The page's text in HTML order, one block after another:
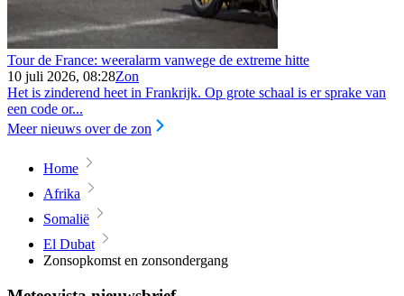
Tour de France: weeralarm vanwege de extreme hitte
10 juli 2026, 08:28Zon
Het is zinderend heet in Frankrijk. Op grote schaal is er sprake van
een code or...
Meer nieuws over de zon
Home
Afrika
Somalië
El Dubat
Zonsopkomst en zonsondergang